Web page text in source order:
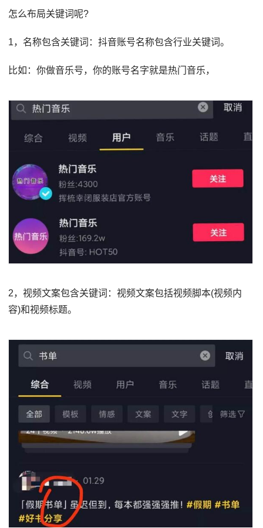
怎么布局关键词呢?
1，名称包含关键词：抖音账号名称包含行业关键词。
比如：你做音乐号，你的账号名字就是热门音乐，
2，视频文案包含关键词：视频文案包括视频脚本(视频内
容)和视频标题。